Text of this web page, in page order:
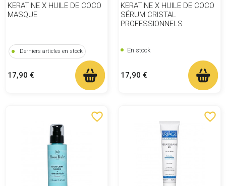
KERATINE X HUILE DE COCO
MASQUE
Derniers articles en stock
Prix
17,90 €
KERATINE X HUILE DE COCO
SÉRUM CRISTAL
PROFESSIONNELS
En stock
Prix
17,90 €
favorite_border favorite_border